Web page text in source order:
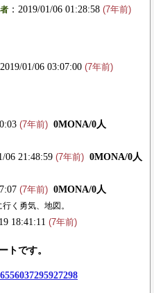
：2019/01/06 01:28:58 (7年前)
2019/01/06 03:07:00 (7年前)
(7年前) 0MONA/0人
06 21:48:59 (7年前) 0MONA/0人
(7年前) 0MONA/0人
く勇気、地図。
18:41:11 (7年前)
トです。